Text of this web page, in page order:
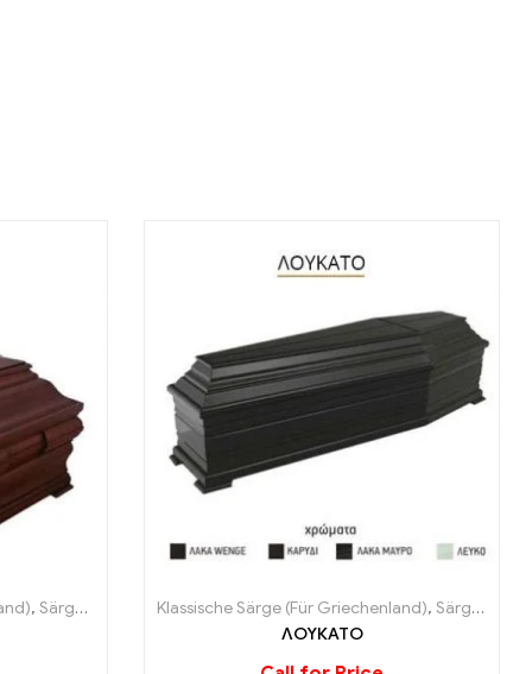
, Särge (Für Griechenland)
Klassische Särge (Für Griechenland), Särge (Für Griechenland)
ΛΟΥΚΑΤΟ